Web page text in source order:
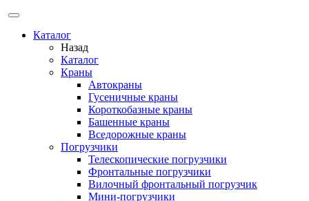
Каталог
Назад
Каталог
Краны
Автокраны
Гусеничные краны
Короткобазные краны
Башенные краны
Вcедорожные краны
Погрузчики
Телескопические погрузчики
Фронтальные погрузчики
Вилочный фронтальный погрузчик
Мини-погрузчики